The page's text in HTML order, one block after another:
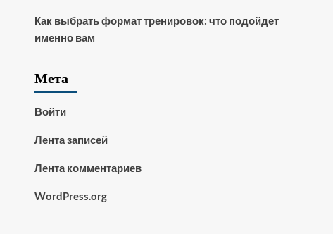
Как выбрать формат тренировок: что подойдет
именно вам
Мета
Войти
Лента записей
Лента комментариев
WordPress.org